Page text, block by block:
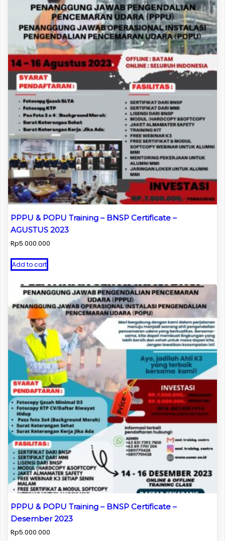
PPPU & POPU Training – BNSP Certificate –
AGUSTUS 2023
Rp5.000.000
Add to cart
PPPU & POPU Training – BNSP Certificate –
Desember 2023
Rp5.000.000